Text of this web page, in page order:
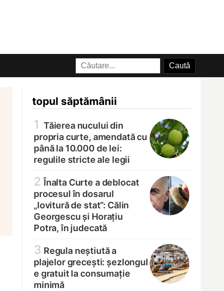
topul săptămânii
1 Tăierea nucului din
propria curte, amendată cu
până la 10.000 de lei:
regulile stricte ale legii
2 Înalta Curte a deblocat
procesul în dosarul
„lovitură de stat”: Călin
Georgescu și Horațiu
Potra, în judecată
3 Regula neștiută a
plajelor grecești: șezlongul
e gratuit la consumație
minimă